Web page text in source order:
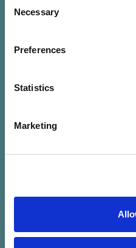
Selection
Necessary
Preferences
Statistics
Marketing
Nincs
megadott
szűrésre